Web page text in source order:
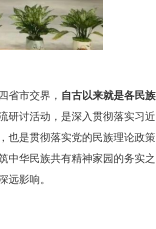
省市交界， 自古以来就是各民族
研讨活动，是深入贯彻落实习近
也是贯彻落实党的民族理论政策
中华民族共有精神家园的务实之
远影响。